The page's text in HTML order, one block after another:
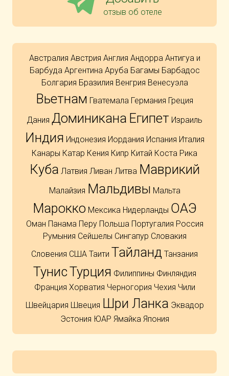
отзыв об отеле
Австралия Австрия Англия Андорра Антигуа и
Барбуда Аргентина Аруба Багамы Барбадос
Болгария Бразилия Венгрия Венесуэла
Вьетнам Гватемала Германия Греция
Дания Доминикана Египет Израиль
Индия Индонезия Иордания Испания Италия
Канары Катар Кения Кипр Китай Коста Рика
Куба Латвия Ливан Литва Маврикий
Малайзия Мальдивы Мальта
Марокко Мексика Нидерланды ОАЭ
Оман Панама Перу Польша Португалия Россия
Румыния Сейшелы Сингапур Словакия
Словения США Таити Тайланд Танзания
ТунисТурция Филиппины Финляндия
Франция Хорватия Черногория Чехия Чили
Швейцария Швеция Шри Ланка Эквадор
Эстония ЮАР Ямайка Япония